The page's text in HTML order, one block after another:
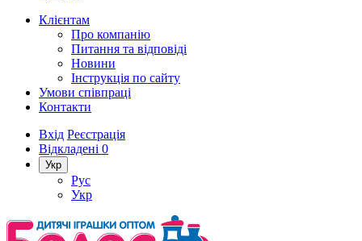
Клієнтам
Про компанію
Питання та відповіді
Новини
Інструкція по сайту
Умови співпраці
Контакти
Вхід Реєстрація
Відкладені 0
Укр
Рус
Укр